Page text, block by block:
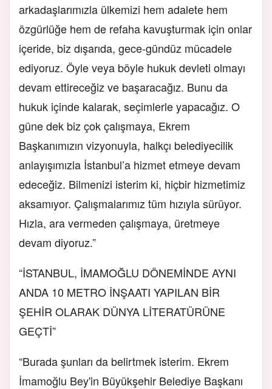
arkadaşlarımızla ülkemizi hem adalete hem
özgürlüğe hem de refaha kavuşturmak için onlar
içeride, biz dışarıda, gece-gündüz mücadele
ediyoruz. Öyle veya böyle hukuk devleti olmayı
devam ettireceğiz ve başaracağız. Bunu da
hukuk içinde kalarak, seçimlerle yapacağız. O
güne dek biz çok çalışmaya, Ekrem
Başkanımızın vizyonuyla, halkçı belediyecilik
anlayışımızla İstanbul’a hizmet etmeye devam
edeceğiz. Bilmenizi isterim ki, hiçbir hizmetimiz
aksamıyor. Çalışmalarımız tüm hızıyla sürüyor.
Hızla, ara vermeden çalışmaya, üretmeye
devam diyoruz.”
“İSTANBUL, İMAMOĞLU DÖNEMİNDE AYNI
ANDA 10 METRO İNŞAATI YAPILAN BİR
ŞEHİR OLARAK DÜNYA LİTERATÜRÜNE
GEÇTİ”
“Burada şunları da belirtmek isterim. Ekrem
İmamoğlu Bey'in Büyükşehir Belediye Başkanı